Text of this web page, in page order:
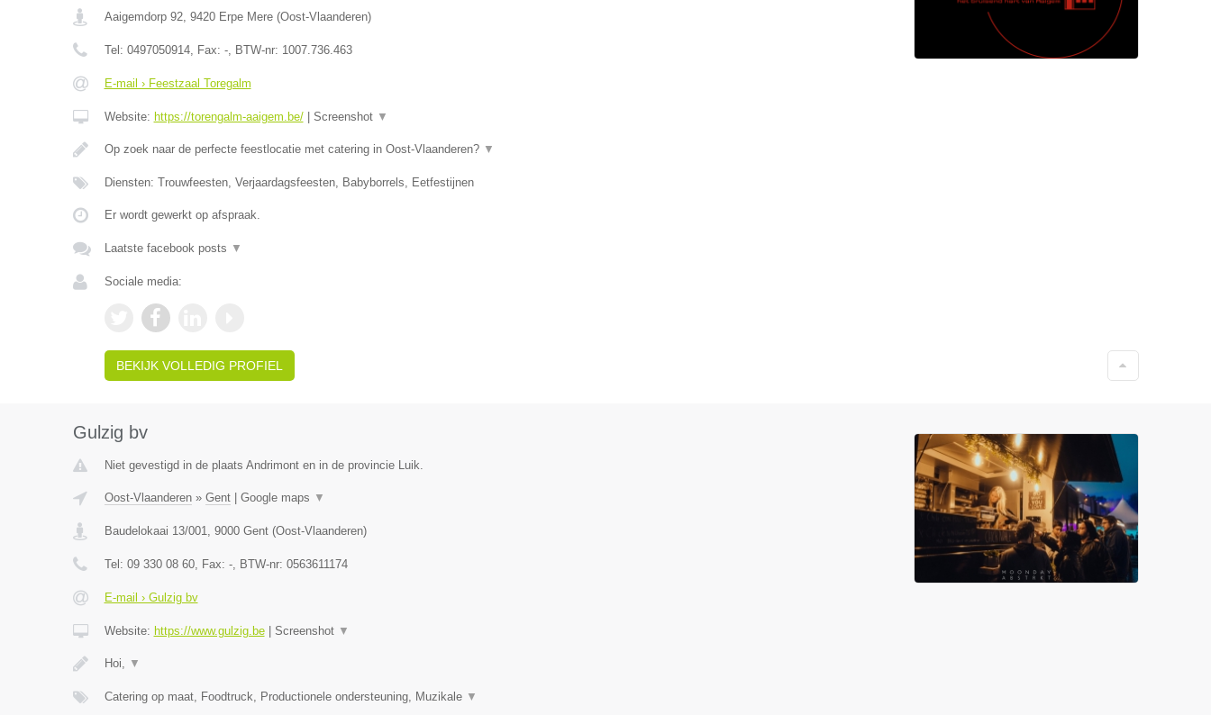
Aaigemdorp 92, 9420 Erpe Mere(Oost-Vlaanderen)
Tel: 0497050914, Fax: -, BTW-nr: 1007.736.463
E-mail › Feestzaal Toregalm
Website: https://torengalm-aaigem.be/| Screenshot ▼
Op zoek naar de perfecte feestlocatie met catering in Oost-Vlaanderen? ▼
Diensten: Trouwfeesten, Verjaardagsfeesten, Babyborrels, Eetfestijnen
Er wordt gewerkt op afspraak.
Laatste facebook posts ▼
Sociale media:
BEKIJK VOLLEDIG PROFIEL
Gulzig bv
Niet gevestigd in de plaats Andrimont en in de provincie Luik.
Oost-Vlaanderen» Gent| Google maps ▼
Baudelokaai 13/001, 9000 Gent(Oost-Vlaanderen)
Tel: 09 330 08 60, Fax: -, BTW-nr: 0563611174
E-mail › Gulzig bv
Website: https://www.gulzig.be| Screenshot ▼
Hoi, ▼
Catering op maat, Foodtruck, Productionele ondersteuning, Muzikale ▼